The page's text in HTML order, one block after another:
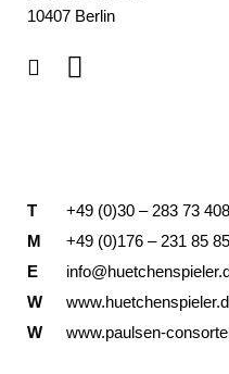
10407 Berlin
T
+49 (0)30 – 283 73 408
M
+49 (0)176 – 231 85
E
W
W
www.paulsen-